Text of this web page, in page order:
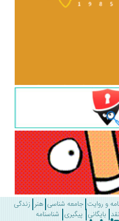
جامعه شناسی هنر زندگی
بایگانی پیگیری شناسنامه